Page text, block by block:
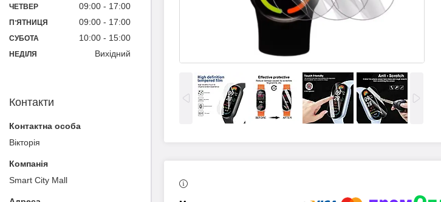
ЧЕТВЕР 09:00 17:00
ПʼЯТНИЦЯ 09:00 17:00
СУБОТА 10:00 15:00
НЕДІЛЯ Вихідний
Контакти
Вікторія
Smart City Mall